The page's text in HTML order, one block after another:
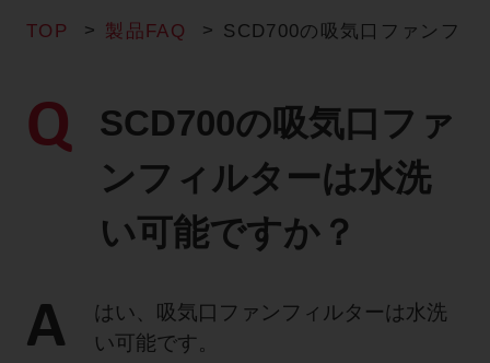
製品に関するお知らせ
添付文書
お問い合わせ
TOP 製品FAQ SCD700の吸気口ファンフ
Q
SCD700の吸気口ファ
ンフィルターは水洗
い可能ですか？
A
はい、吸気口ファンフィルターは水洗
い可能です。